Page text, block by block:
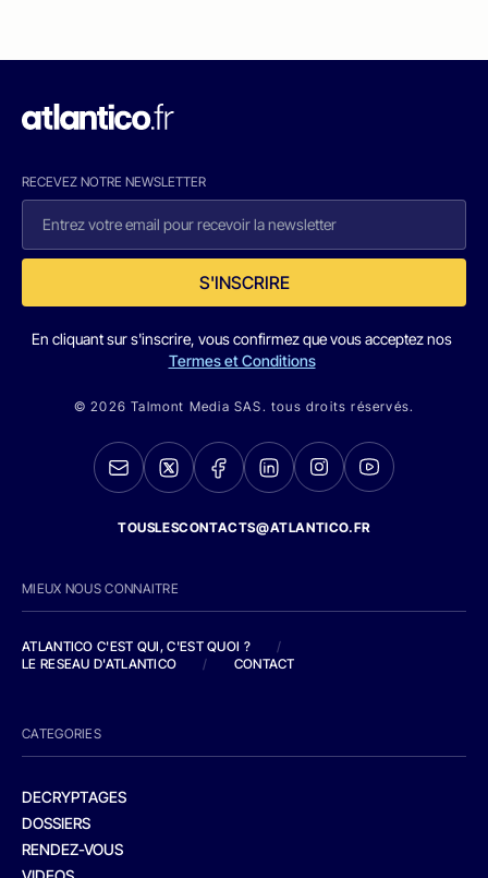
RECEVEZ NOTRE NEWSLETTER
S'INSCRIRE
En cliquant sur s'inscrire, vous confirmez que vous acceptez nos
Termes et Conditions
© 2026 Talmont Media SAS. tous droits réservés.
TOUSLESCONTACTS@ATLANTICO.FR
MIEUX NOUS CONNAITRE
ATLANTICO C'EST QUI, C'EST QUOI ?
/
LE RESEAU D'ATLANTICO
/ CONTACT
CATEGORIES
DECRYPTAGES
DOSSIERS
RENDEZ-VOUS